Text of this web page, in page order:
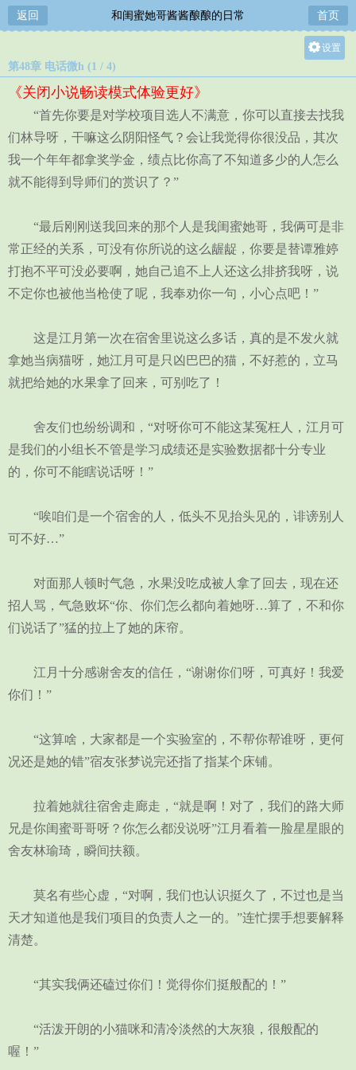
返回 和闺蜜她哥酱酱酿酿的日常 首页
设置
中
小
第48章 电话微h (1 / 4)
《关闭小说畅读模式体验更好》
“首先你要是对学校项目选人不满意，你可以直接去找我
们林导呀，干嘛这么阴阳怪气？会让我觉得你很没品，其次
我一个年年都拿奖学金，绩点比你高了不知道多少的人怎么
就不能得到导师们的赏识了？”
“最后刚刚送我回来的那个人是我闺蜜她哥，我俩可是非
常正经的关系，可没有你所说的这么龌龊，你要是替谭雅婷
打抱不平可没必要啊，她自己追不上人还这么排挤我呀，说
不定你也被他当枪使了呢，我奉劝你一句，小心点吧！”
这是江月第一次在宿舍里说这么多话，真的是不发火就
拿她当病猫呀，她江月可是只凶巴巴的猫，不好惹的，立马
就把给她的水果拿了回来，可别吃了！
舍友们也纷纷调和，“对呀你可不能这某冤枉人，江月可
是我们的小组长不管是学习成绩还是实验数据都十分专业
的，你可不能瞎说话呀！”
“唉咱们是一个宿舍的人，低头不见抬头见的，诽谤别人
可不好…”
对面那人顿时气急，水果没吃成被人拿了回去，现在还
招人骂，气急败坏“你、你们怎么都向着她呀…算了，不和你
们说话了”猛的拉上了她的床帘。
江月十分感谢舍友的信任，“谢谢你们呀，可真好！我爱
你们！”
“这算啥，大家都是一个实验室的，不帮你帮谁呀，更何
况还是她的错”宿友张梦说完还指了指某个床铺。
拉着她就往宿舍走廊走，“就是啊！对了，我们的路大师
兄是你闺蜜哥哥呀？你怎么都没说呀”江月看着一脸星星眼的
舍友林瑜琦，瞬间扶额。
莫名有些心虚，“对啊，我们也认识挺久了，不过也是当
天才知道他是我们项目的负责人之一的。”连忙摆手想要解释
清楚。
“其实我俩还磕过你们！觉得你们挺般配的！”
“活泼开朗的小猫咪和清冷淡然的大灰狼，很般配的
喔！”